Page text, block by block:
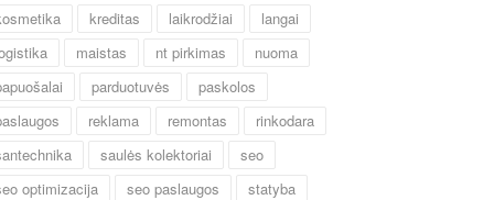
kreditas laikrodžiai
langai
maistas nt pirkimas
nuoma
parduotuvės
paskolos
reklama remontas
rinkodara
saulės kolektoriai
seo
optimizacija
seo paslaugos
statyba